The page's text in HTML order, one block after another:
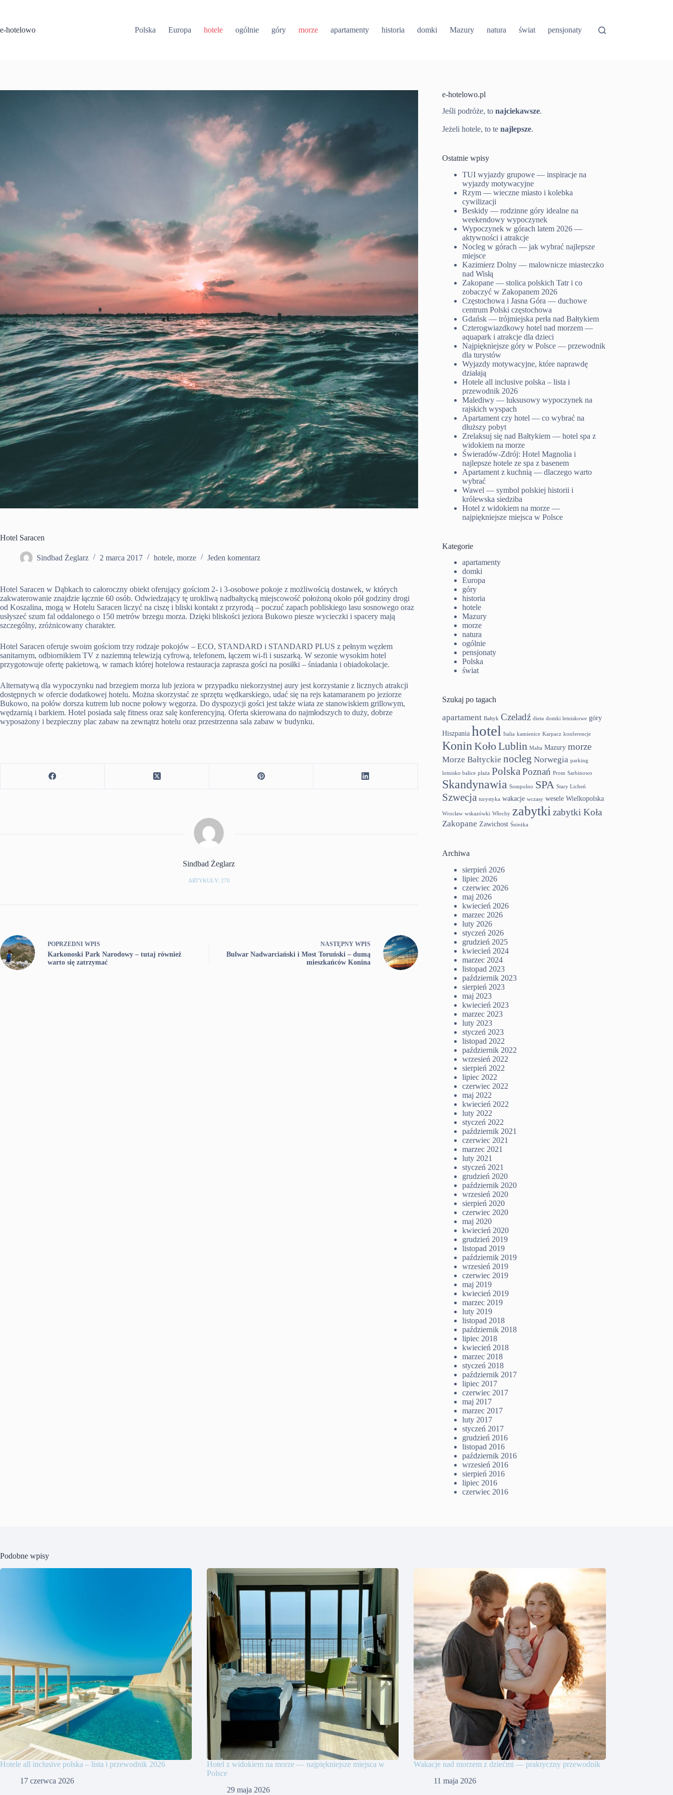
e-hotelowo
Polska Europa hotele ogólnie góry morze apartamenty historia domki Mazury natura świat pensjonaty
Hotel Saracen
Sindbad Żeglarz 2 marca 2017 hotele, morze Jeden komentarz
Hotel Saracen w Dąbkach to całoroczny obiekt oferujący gościom 2- i 3-osobowe pokoje z możliwością dostawek, w których
zakwaterowanie znajdzie łącznie 60 osób. Odwiedzający tę urokliwą nadbałtycką miejscowość położoną około pół godziny drogi
od Koszalina, mogą w Hotelu Saracen liczyć na ciszę i bliski kontakt z przyrodą – poczuć zapach pobliskiego lasu sosnowego oraz
usłyszeć szum fal oddalonego o 150 metrów brzegu morza. Dzięki bliskości jeziora Bukowo piesze wycieczki i spacery mają
szczególny, zróżnicowany charakter.
Hotel Saracen oferuje swoim gościom trzy rodzaje pokojów – ECO, STANDARD i STANDARD PLUS z pełnym węzłem
sanitarnym, odbiornikiem TV z naziemną telewizją cyfrową, telefonem, łączem wi-fi i suszarką. W sezonie wysokim hotel
przygotowuje ofertę pakietową, w ramach której hotelowa restauracja zaprasza gości na posiłki – śniadania i obiadokolacje.
Alternatywą dla wypoczynku nad brzegiem morza lub jeziora w przypadku niekorzystnej aury jest korzystanie z licznych atrakcji
dostępnych w ofercie dodatkowej hotelu. Można skorzystać ze sprzętu wędkarskiego, udać się na rejs katamaranem po jeziorze
Bukowo, na połów dorsza kutrem lub nocne połowy węgorza. Do dyspozycji gości jest także wiata ze stanowiskiem grillowym,
wędzarnią i barkiem. Hotel posiada salę fitness oraz salę konferencyjną. Oferta skierowana do najmłodszych to duży, dobrze
wyposażony i bezpieczny plac zabaw na zewnątrz hotelu oraz przestrzenna sala zabaw w budynku.
Sindbad Żeglarz
ARTYKUŁY: 270
POPRZEDNI WPIS
Karkonoski Park Narodowy – tutaj również
warto się zatrzymać
NASTĘPNY WPIS
Bulwar Nadwarciański i Most Toruński – dumą
mieszkańców Konina
e-hotelowo.pl
Jeśli podróże, tonajciekawsze.
Jeżeli hotele, to tenajlepsze.
Ostatnie wpisy
TUI wyjazdy grupowe — inspiracje na
wyjazdy motywacyjne
Rzym — wieczne miasto i kolebka
cywilizacji
Beskidy — rodzinne góry idealne na
weekendowy wypoczynek
Wypoczynek w górach latem 2026 —
aktywności i atrakcje
Nocleg w górach — jak wybrać najlepsze
miejsce
Kazimierz Dolny — malownicze miasteczko
nad Wisłą
Zakopane — stolica polskich Tatr i co
zobaczyć w Zakopanem 2026
Częstochowa i Jasna Góra — duchowe
centrum Polski częstochowa
Gdańsk — trójmiejska perła nad Bałtykiem
Czterogwiazdkowy hotel nad morzem —
aquapark i atrakcje dla dzieci
Najpiękniejsze góry w Polsce — przewodnik
dla turystów
Wyjazdy motywacyjne, które naprawdę
działają
Hotele all inclusive polska – lista i
przewodnik 2026
Malediwy — luksusowy wypoczynek na
rajskich wyspach
Apartament czy hotel — co wybrać na
dłuższy pobyt
Zrelaksuj się nad Bałtykiem — hotel spa z
widokiem na morze
Świeradów-Zdrój: Hotel Magnolia i
najlepsze hotele ze spa z basenem
Apartament z kuchnią — dlaczego warto
wybrać
Wawel — symbol polskiej historii i
królewska siedziba
Hotel z widokiem na morze —
najpiękniejsze miejsca w Polsce
Kategorie
apartamenty
domki
Europa
góry
historia
hotele
Mazury
morze
natura
ogólnie
pensjonaty
Polska
świat
Szukaj po tagach
apartament Bałtyk Czeladź dieta domki letniskowe góry
Hiszpania hotel Italia kamienice Karpacz konferencje
Konin Koło Lublin Malta Mazury morze
Morze Bałtyckie nocleg Norwegia parking
lotnisko balice plaża PolskaPoznań Prom Sarbinowo
Skandynawia Sompolno SPA Stary Licheń
Szwecja turystyka wakacje wczasy wesele Wielkopolska
Wrocław wskazówki Włochy zabytkizabytki Koła
Zakopane Zawichost Śnieżka
Archiwa
sierpień 2026
lipiec 2026
czerwiec 2026
maj 2026
kwiecień 2026
marzec 2026
luty 2026
styczeń 2026
grudzień 2025
kwiecień 2024
marzec 2024
listopad 2023
październik 2023
sierpień 2023
maj 2023
kwiecień 2023
marzec 2023
luty 2023
styczeń 2023
listopad 2022
październik 2022
wrzesień 2022
sierpień 2022
lipiec 2022
czerwiec 2022
maj 2022
kwiecień 2022
luty 2022
styczeń 2022
październik 2021
czerwiec 2021
marzec 2021
luty 2021
styczeń 2021
grudzień 2020
październik 2020
wrzesień 2020
sierpień 2020
czerwiec 2020
maj 2020
kwiecień 2020
grudzień 2019
listopad 2019
październik 2019
wrzesień 2019
czerwiec 2019
maj 2019
kwiecień 2019
marzec 2019
luty 2019
listopad 2018
październik 2018
lipiec 2018
kwiecień 2018
marzec 2018
styczeń 2018
październik 2017
lipiec 2017
czerwiec 2017
maj 2017
marzec 2017
luty 2017
styczeń 2017
grudzień 2016
listopad 2016
październik 2016
wrzesień 2016
sierpień 2016
lipiec 2016
czerwiec 2016
Podobne wpisy
Hotele all inclusive polska – lista i przewodnik 2026
17 czerwca 2026
Hotel z widokiem na morze — najpiękniejsze miejsca w
Polsce
29 maja 2026
Wakacje nad morzem z dziećmi — praktyczny przewodnik
11 maja 2026